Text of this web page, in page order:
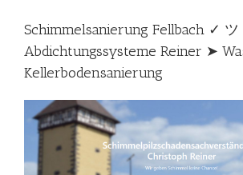
Schimmelsanierung Fellbach ✓ ツ
Abdichtungssysteme Reiner ➤
Kellerbodensanierung